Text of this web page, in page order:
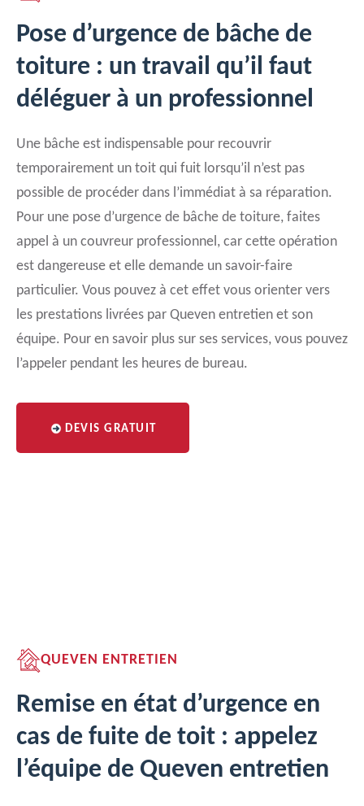
Pose d’urgence de bâche de
toiture : un travail qu’il faut
déléguer à un professionnel
Une bâche est indispensable pour recouvrir
temporairement un toit qui fuit lorsqu’il n’est pas
possible de procéder dans l’immédiat à sa réparation.
Pour une pose d’urgence de bâche de toiture, faites
appel à un couvreur professionnel, car cette opération
est dangereuse et elle demande un savoir-faire
particulier. Vous pouvez à cet effet vous orienter vers
les prestations livrées par Queven entretien et son
équipe. Pour en savoir plus sur ses services, vous pouvez
l’appeler pendant les heures de bureau.
DEVIS GRATUIT
QUEVEN ENTRETIEN
Remise en état d’urgence en
cas de fuite de toit : appelez
l’équipe de Queven entretien